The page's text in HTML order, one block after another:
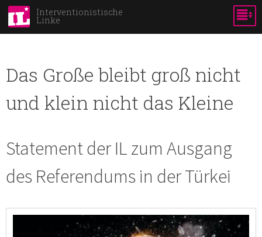
Direkt
Inhalt
Interventionistische
Linke
Das Große bleibt groß nicht
und klein nicht das Kleine
Statement der IL zum Ausgang
des Referendums in der Türkei